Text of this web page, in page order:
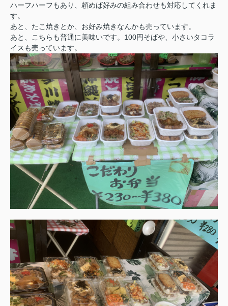
ハーフハーフもあり、頼めば好みの組み合わせも対応してくれま
す。
あと、たこ焼きとか、お好み焼きなんかも売っています。
あと、こちらも普通に美味いです。100円そばや、小さいタコラ
イスも売っています。